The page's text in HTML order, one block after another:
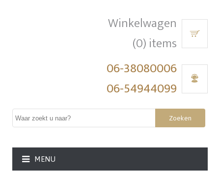
Winkelwagen
(0) items
06-38080006
06-54944099
Zoeken
MENU